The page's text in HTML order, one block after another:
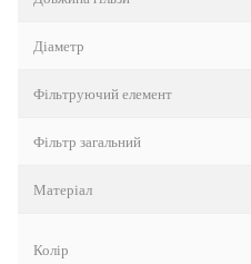
Діаметр
Фільтруючий елемент
Фільтр загальний
Матеріал
Колір